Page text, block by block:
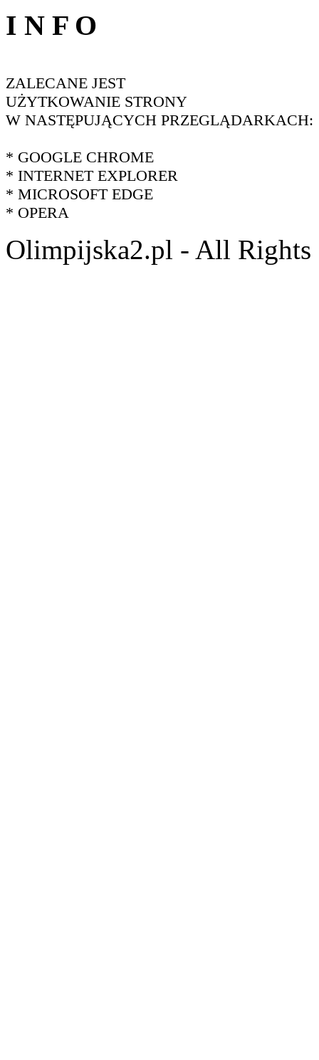
I N F O
ZALECANE JEST
UŻYTKOWANIE STRONY
W NASTĘPUJĄCYCH PRZEGLĄDARKACH:
* GOOGLE CHROME
* INTERNET EXPLORER
* MICROSOFT EDGE
* OPERA
Olimpijska2.pl - All Rights